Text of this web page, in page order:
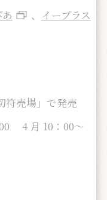
、 イープラス
符売場」で発売
00 4 月 10：00～